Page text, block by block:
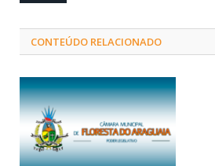
CONTEÚDO RELACIONADO